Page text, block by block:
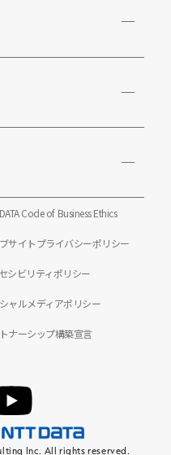
Code of Business Ethics
サイトプライバシーポリシー
シビリティポリシー
ャルメディアポリシー
ナーシップ構築宣言
Inc. All rights reserved.